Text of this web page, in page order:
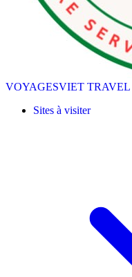
VOYAGESVIET TRAVEL
Sites à visiter